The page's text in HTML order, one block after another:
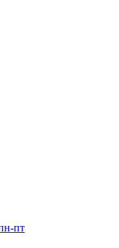
пт